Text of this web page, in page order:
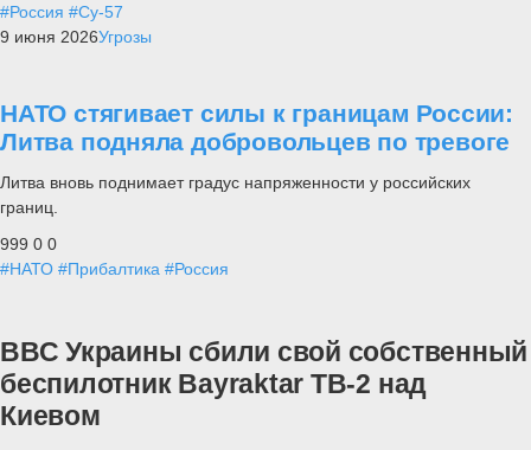
#Россия #Су-57
9 июня 2026Угрозы
НАТО стягивает силы к границам России:
Литва подняла добровольцев по тревоге
Литва вновь поднимает градус напряженности у российских
границ.
999 0 0
#НАТО #Прибалтика #Россия
ВВС Украины сбили свой собственный
беспилотник Bayraktar TB-2 над
Киевом